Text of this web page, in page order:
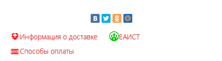
Информация о доставке
ЕАИСТ
Способы оплаты